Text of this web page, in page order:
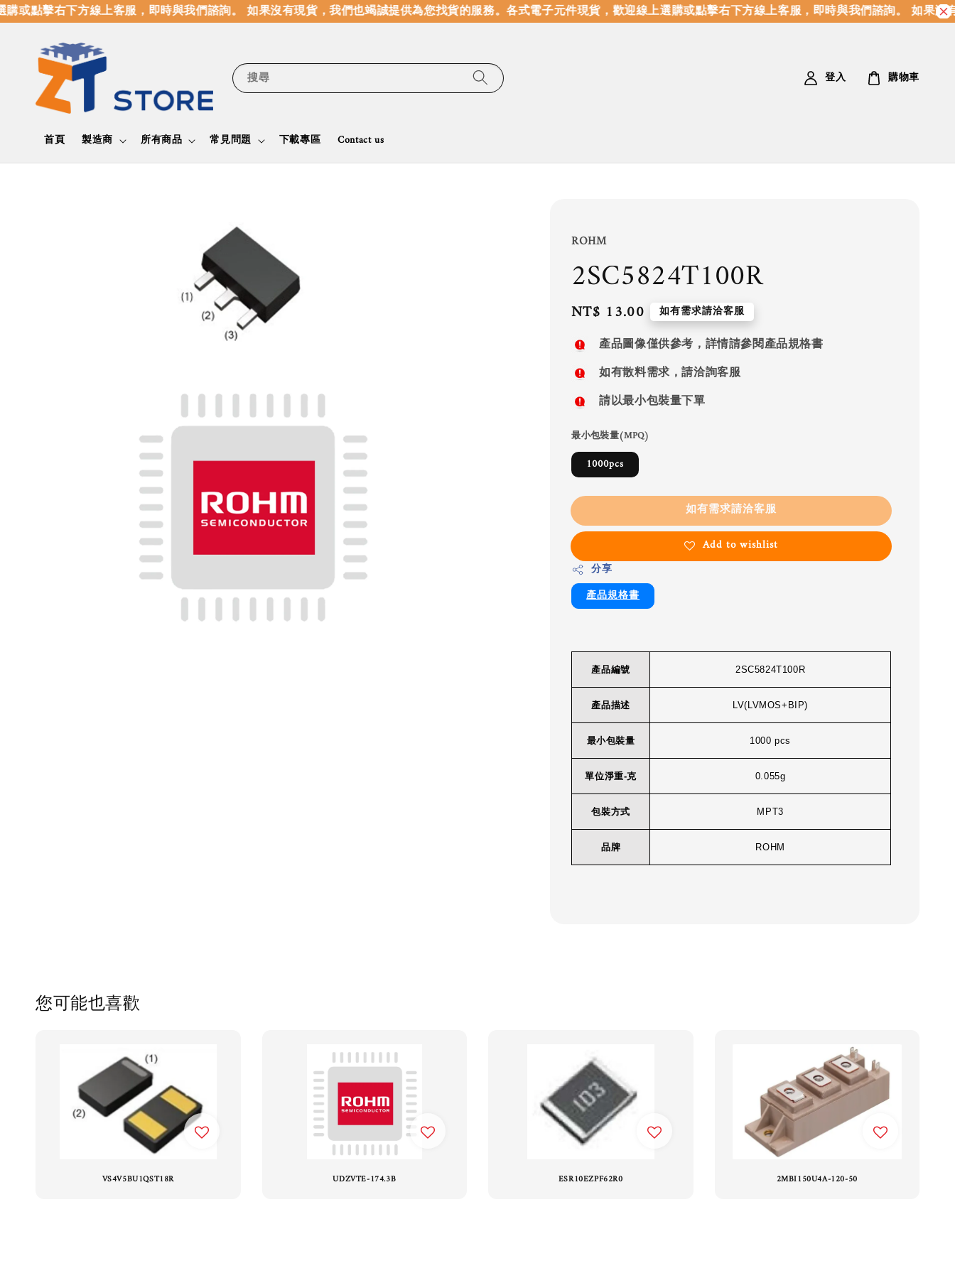
點擊右下方線上客服，即時與我們諮詢。 如果沒有現貨，我們也竭誠提供為您找貨的服務。各式電子元件現貨，歡迎線上選購或點擊右下方線上客服，即時與我們諮詢。 如果沒有
搜尋
首頁 製造商 所有商品 常見問題 下載專區 Contact us
登入 購物車
ROHM
2SC5824T100R
Regular
price
NT$ 13.00 如有需求請洽客服
產品圖像僅供參考，詳情請參閱產品規格書
如有散料需求，請洽詢客服
請以最小包裝量下單
最小包裝量(MPQ)
1000pcs
如有需求請洽客服
Add to wishlist
分享
產品規格書
產品編號 2SC5824T100R
產品描述 LV(LVMOS+BIP)
最小包裝量 1000 pcs
單位淨重-克 0.055g
包裝方式 MPT3
品牌 ROHM
您可能也喜歡
VS4V5BU1QST18R UDZVTE-174.3B ESR10EZPF62R0 2MBI150U4A-120-50